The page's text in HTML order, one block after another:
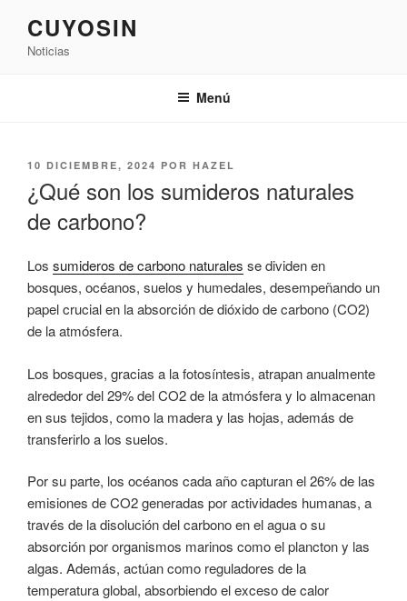
contenido
CUYOSIN
Noticias
Menú
PUBLICADO
10 DICIEMBRE, 2024 POR HAZEL
¿Qué son los sumideros naturales
de carbono?
Los sumideros de carbono naturales se dividen en
bosques, océanos, suelos y humedales, desempeñando un
papel crucial en la absorción de dióxido de carbono (CO2)
de la atmósfera.
Los bosques, gracias a la fotosíntesis, atrapan anualmente
alrededor del 29% del CO2 de la atmósfera y lo almacenan
en sus tejidos, como la madera y las hojas, además de
transferirlo a los suelos.
Por su parte, los océanos cada año capturan el 26% de las
emisiones de CO2 generadas por actividades humanas, a
través de la disolución del carbono en el agua o su
absorción por organismos marinos como el plancton y las
algas. Además, actúan como reguladores de la
temperatura global, absorbiendo el exceso de calor